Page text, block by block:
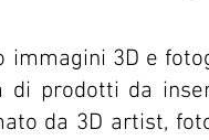
immagini 3D e
di prodotti da
da 3D artist,